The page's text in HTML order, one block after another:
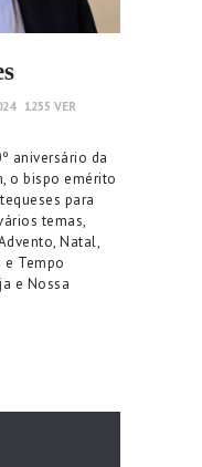
1255 VER
aniversário da
o bispo emérito
para
temas,
Natal,
e Tempo
e Nossa